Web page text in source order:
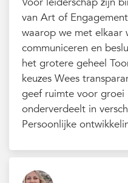
van Art of
waarop we met elkaar
communiceren en
het grotere geheel
keuzes Wees
geef ruimte voor groei
onderverdeelt in
Persoonlijke